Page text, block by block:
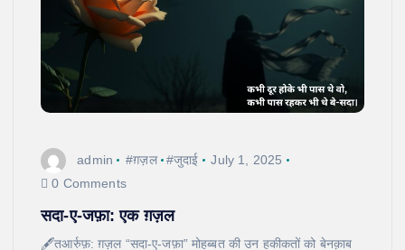
admin #ग़ज़ल #जुदाई
July 1, 2025
0 Comments
सदा-ए-जफ़ा: एक ग़ज़ल
🖋️तआर्रुफ़: ग़ज़ल “सदा-ए-जफ़ा” मोहब्बत की उन हकीकतों को बेनक़ाब